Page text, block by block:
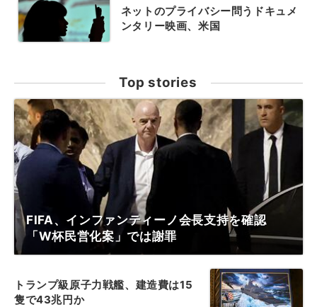
ネットのプライバシー問うドキュメ
ンタリー映画、米国
Top stories
FIFA、インファンティーノ会長支持を確認
「W杯民営化案」では謝罪
トランプ級原子力戦艦、建造費は15
隻で43兆円か